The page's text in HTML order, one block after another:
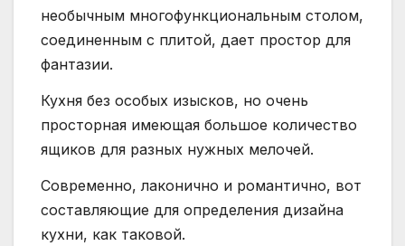
необычным многофункциональным столом,
соединенным с плитой, дает простор для
фантазии.
Кухня без особых изысков, но очень
просторная имеющая большое количество
ящиков для разных нужных мелочей.
Современно, лаконично и романтично, вот
составляющие для определения дизайна
кухни, как таковой.